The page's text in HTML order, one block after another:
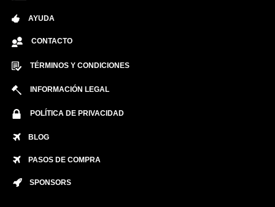
AYUDA
CONTACTO
TÉRMINOS Y CONDICIONES
INFORMACIÓN LEGAL
POLÍTICA DE PRIVACIDAD
BLOG
PASOS DE COMPRA
SPONSORS